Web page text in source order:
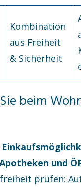
Kombination
aus Freiheit
& Sicherheit
beim
und
prüfen: